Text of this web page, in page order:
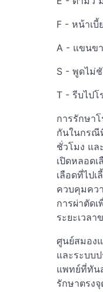
F - หน้าเบี้
A - แขนข
S - พูดไม่
T - รีบไปโ
การรักษา
กันในกรณี
ชั่วโมง แล
เปิดหลอด
เลือดที่ไป
ควบคุมคว
การผ่าตัด
ระยะเวล
ศูนย์สมอง
และระบบ
แพทย์ที่ทัน
รักษาตรง